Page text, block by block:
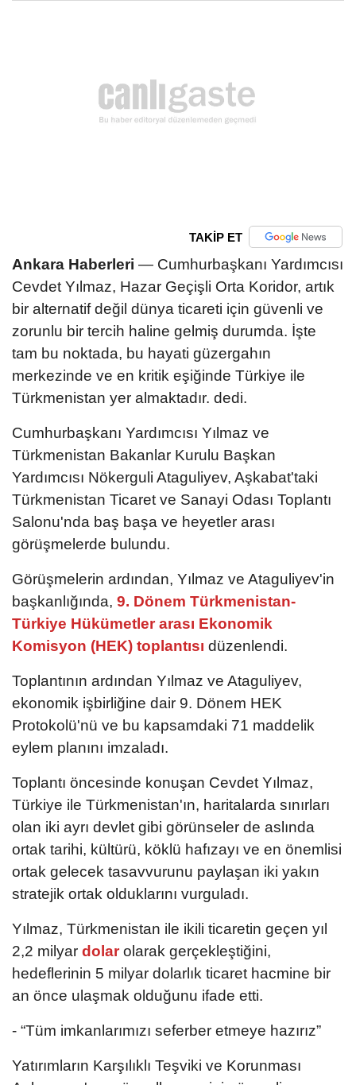
TAKİP ET
Ankara Haberleri — Cumhurbaşkanı Yardımcısı
Cevdet Yılmaz, Hazar Geçişli Orta Koridor, artık
bir alternatif değil dünya ticareti için güvenli ve
zorunlu bir tercih haline gelmiş durumda. İşte
tam bu noktada, bu hayati güzergahın
merkezinde ve en kritik eşiğinde Türkiye ile
Türkmenistan yer almaktadır. dedi.
Cumhurbaşkanı Yardımcısı Yılmaz ve
Türkmenistan Bakanlar Kurulu Başkan
Yardımcısı Nökerguli Ataguliyev, Aşkabat'taki
Türkmenistan Ticaret ve Sanayi Odası Toplantı
Salonu'nda baş başa ve heyetler arası
görüşmelerde bulundu.
Görüşmelerin ardından, Yılmaz ve Ataguliyev'in
başkanlığında, 9. Dönem Türkmenistan-
Türkiye Hükümetler arası Ekonomik
Komisyon (HEK) toplantısı düzenlendi.
Toplantının ardından Yılmaz ve Ataguliyev,
ekonomik işbirliğine dair 9. Dönem HEK
Protokolü'nü ve bu kapsamdaki 71 maddelik
eylem planını imzaladı.
Toplantı öncesinde konuşan Cevdet Yılmaz,
Türkiye ile Türkmenistan'ın, haritalarda sınırları
olan iki ayrı devlet gibi görünseler de aslında
ortak tarihi, kültürü, köklü hafızayı ve en önemlisi
ortak gelecek tasavvurunu paylaşan iki yakın
stratejik ortak olduklarını vurguladı.
Yılmaz, Türkmenistan ile ikili ticaretin geçen yıl
2,2 milyar dolarolarak gerçekleştiğini,
hedeflerinin 5 milyar dolarlık ticaret hacmine bir
an önce ulaşmak olduğunu ifade etti.
- “Tüm imkanlarımızı seferber etmeye hazırız”
Yatırımların Karşılıklı Teşviki ve Korunması